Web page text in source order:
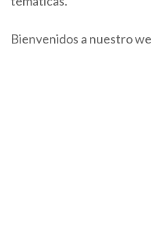
Bienvenidos a nuestro